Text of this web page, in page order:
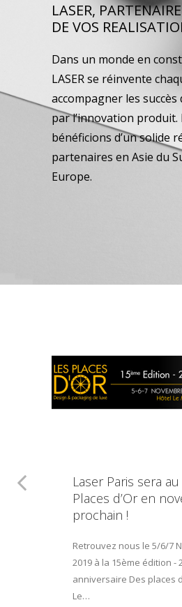
LASER, PARTENAIRE
DE VOS
Dans un monde en
LASER se réinvente
accompagner les succès
par l’innovation produit.
bénéficions d’un solide
partenaires en Asie du
Europe.
Laser Paris sera
Places d’Or en
prochain !
Retrouvez nous le 5/6/7
2019 à la 15ème édition -
anniversaire Des places
Le…